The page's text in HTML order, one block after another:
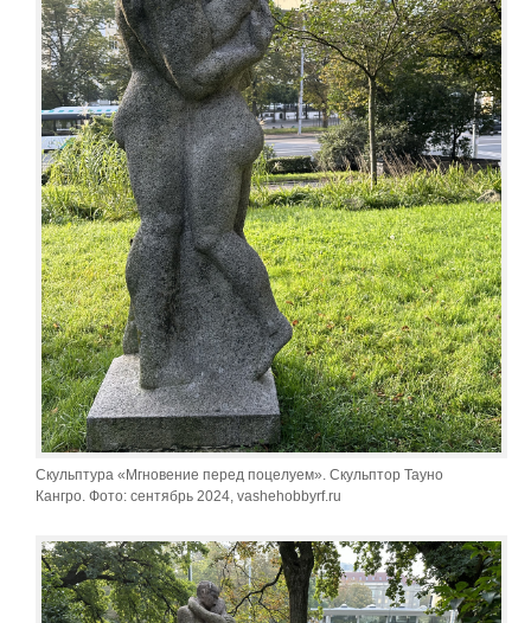
Скульптура «Мгновение перед поцелуем». Скульптор Тауно
Кангро. Фото: сентябрь 2024, vashehobbyrf.ru